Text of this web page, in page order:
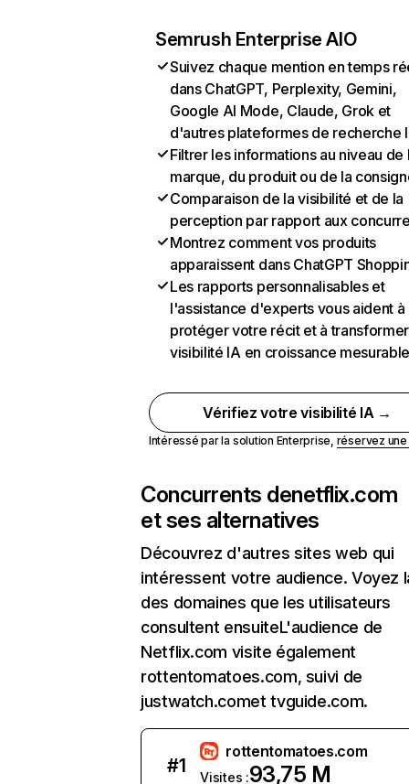
Semrush Enterprise AIO
Suivez chaque mention en temps
dans ChatGPT, Perplexity, Gemini,
Google AI Mode, Claude, Grok et
d'autres plateformes de recherche
Filtrer les informations au niveau de
marque, du produit ou de la
Comparaison de la visibilité et de la
perception par rapport aux
Montrez comment vos produits
apparaissent dans ChatGPT
Les rapports personnalisables et
l'assistance d'experts vous aident à
protéger votre récit et à
visibilité IA en croissance
Vérifiez votre visibilité IA →
Intéressé par la solution Enterprise, réservez
Concurrents denetflix.com
et ses alternatives
Découvrez d'autres sites web qui
intéressent votre audience. Voyez
des domaines que les utilisateurs
consultent ensuiteL'audience de
Netflix.com visite également
rottentomatoes.com, suivi de
justwatch.comet tvguide.com.
#1
rottentomatoes.com
Visites :93,75 M